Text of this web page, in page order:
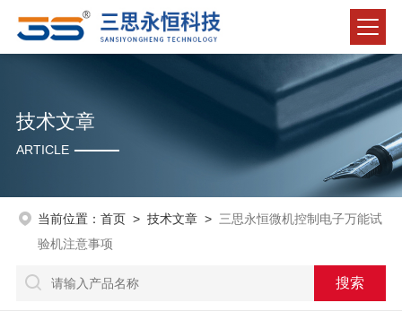
技术文章
ARTICLE
当前位置： 首页> 技术文章> 三思永恒微机控制电子万能试
验机注意事项